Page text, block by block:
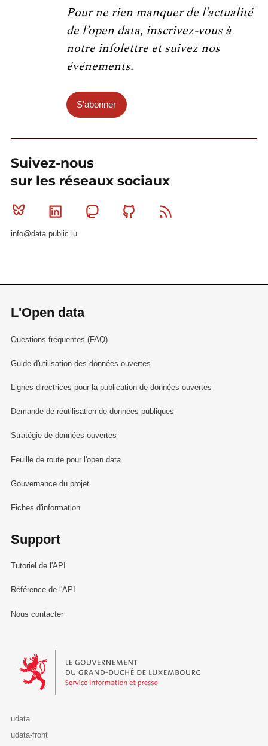
Pour ne rien manquer de l’actualité
de l’open data, inscrivez-vous à
notre infolettre et suivez nos
événements.
S'abonner
Suivez-nous
sur les réseaux sociaux
Bluesky Linkedin MastodonGithub
info@data.public.lu
L'Open data
Questions fréquentes (FAQ)
Guide d'utilisation des données ouvertes
Lignes directrices pour la publication de données ouvertes
Demande de réutilisation de données publiques
Stratégie de données ouvertes
Feuille de route pour l'open data
Gouvernance du projet
Fiches d'information
Support
Tutoriel de l'API
Référence de l'API
Nous contacter
Le Gouvernement du Grand-Duché de Luxembourg - Service
udata
udata-front